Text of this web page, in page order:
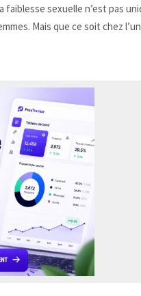
sexuelle n’est pas
Mais que ce soit chez